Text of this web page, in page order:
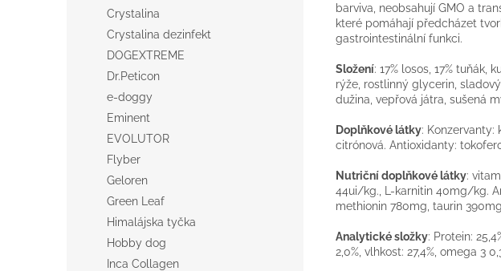
Crystalina
Crystalina dezinfekt
DOGEXTREME
Dr.Peticon
e-doggy
Eminent
EVOLUTOR
Flyber
Geloren
Green Leaf
Himalájska tyčka
Hobby dog
Inca Collagen
barviva, neobsahují GMO a
které pomáhají předcházet
gastrointestinální funkci.
Složení: 17% losos, 17% tuňák,
rýže, rostlinný glycerin,
dužina, vepřová játra, sušená
Doplňkové látky: Konzervanty:
citrónová. Antioxidanty:
Nutriční doplňkové látky:
44ui/kg., L-karnitin 40mg/kg.
methionin 780mg, taurin
Analytické složky: Protein:
2,0%, vlhkost: 27,4%, omega